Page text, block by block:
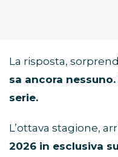
La risposta,
sa ancora
serie.
L’ottava stagione,
2026 in esclusiva